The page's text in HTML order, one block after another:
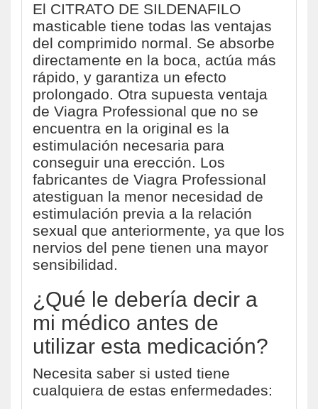
El CITRATO DE SILDENAFILO
masticable tiene todas las ventajas
del comprimido normal. Se absorbe
directamente en la boca, actúa más
rápido, y garantiza un efecto
prolongado. Otra supuesta ventaja
de Viagra Professional que no se
encuentra en la original es la
estimulación necesaria para
conseguir una erección. Los
fabricantes de Viagra Professional
atestiguan la menor necesidad de
estimulación previa a la relación
sexual que anteriormente, ya que los
nervios del pene tienen una mayor
sensibilidad.
¿Qué le debería decir a
mi médico antes de
utilizar esta medicación?
Necesita saber si usted tiene
cualquiera de estas enfermedades: